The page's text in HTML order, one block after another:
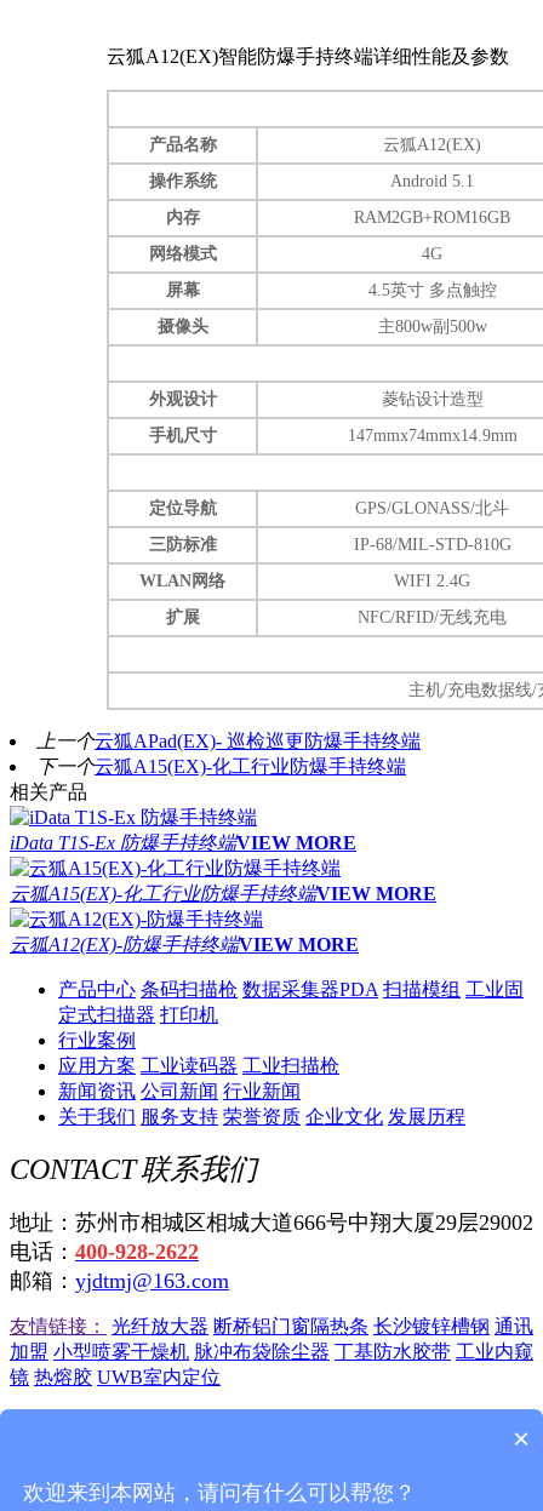
云狐A12(EX)智能防爆手持终端详细性能及参数
产品名称
云狐A12(EX)
操作系统
Android 5.1
内存
RAM2GB+ROM16GB
网络模式
4G
屏幕
4.5英寸 多点触控
摄像头
主800w副500w
外观设计
菱钻设计造型
手机尺寸
147mmx74mmx14.9mm
定位导航
GPS/GLONASS/北斗
三防标准
IP-68/MIL-STD-810G
WLAN网络
WIFI 2.4G
扩展
NFC/RFID/无线充电
主机/充电数据线/
上一个云狐APad(EX)- 巡检巡更防爆手持终端
下一个云狐A15(EX)-化工行业防爆手持终端
相关产品
iData T1S-Ex 防爆手持终端VIEW MORE
云狐A15(EX)-化工行业防爆手持终端VIEW MORE
云狐A12(EX)-防爆手持终端VIEW MORE
产品中心 条码扫描枪 数据采集器PDA 扫描模组 工业固
定式扫描器 打印机
行业案例
应用方案 工业读码器 工业扫描枪
新闻资讯 公司新闻 行业新闻
关于我们 服务支持 荣誉资质 企业文化 发展历程
CONTACT联系我们
地址：苏州市相城区相城大道666号中翔大厦29层29002
电话： 400-928-2622
邮箱： yjdtmj@163.com
友情链接： 光纤放大器 断桥铝门窗隔热条 长沙镀锌槽钢 通讯
加盟 小型喷雾干燥机 脉冲布袋除尘器 丁基防水胶带 工业内窥
镜 热熔胶 UWB室内定位
联系我们|站点地图|
×
欢迎来到本网站，请问有什么可以帮您？